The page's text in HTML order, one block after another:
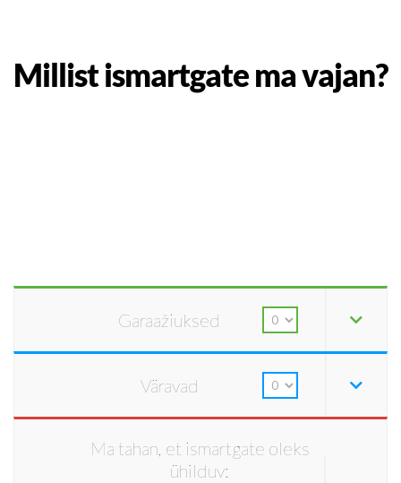
Millist ismartgate ma vajan?
Garaažiuksed
Väravad
Ma tahan, et ismartgate oleks
ühilduv: